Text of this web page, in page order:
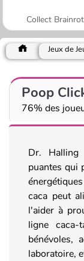
Collect
Jeux de
Poop
76% des
Dr.
puantes qui
caca peut
l'aider à
ligne
bénévoles,
laboratoire,